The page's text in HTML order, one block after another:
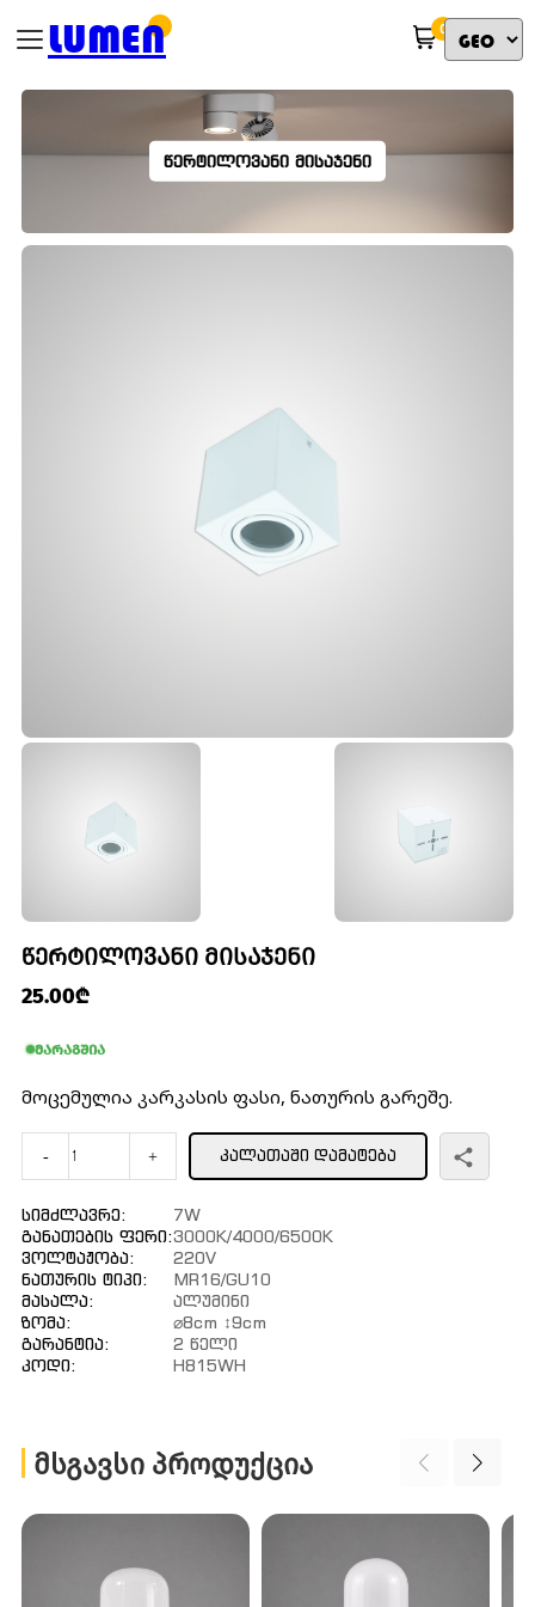
LUMEN 0
ᲬᲔᲠᲢᲘᲚᲝᲕᲐᲜᲘ ᲛᲘᲡᲐᲯᲔᲜᲘ
ᲬᲔᲠᲢᲘᲚᲝᲕᲐᲜᲘ ᲛᲘᲡᲐᲯᲔᲜᲘ
25.00₾
მარაგშია
მოცემულია კარკასის ფასი, ნათურის გარეშე.
- + ᲙᲐᲚᲐᲗᲐᲨᲘ ᲓᲐᲛᲐᲢᲔᲑᲐ
Სიმძლავრე:
Განათების Ფერი:
Ვოლტაჟობა:
Ნათურის Ტიპი:
Მასალა:
Ზომა:
Გარანტია:
Კოდი:
7W
3000K/4000/6500K
220V
MR16/GU10
Ალუმინი
⌀8cm ↕9cm
2 Წელი
H815WH
ᲛᲡᲒᲐᲕᲡᲘ ᲞᲠᲝᲓᲣᲥᲪᲘᲐ